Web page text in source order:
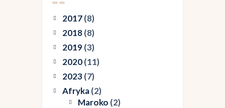
2017(8)
2018(8)
2019(3)
2020(11)
2023(7)
Afryka(2)
Maroko (2)